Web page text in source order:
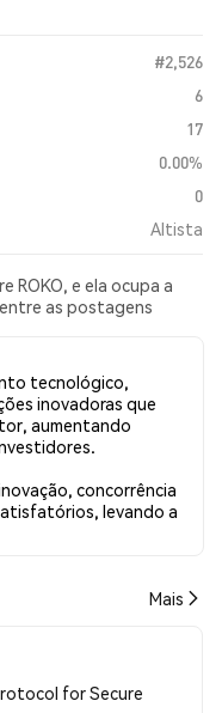
#2,526
6
17
0.00%
0
Altista
ROKO, e ela ocupa a
as postagens
Por fim, foram
No Twitter,
otimista em
sentimento pessimista
em relação a
em 17 tweets.
tecnológico,
inovadoras que
aumentando
concorrência
levando a
Mais
for Secure